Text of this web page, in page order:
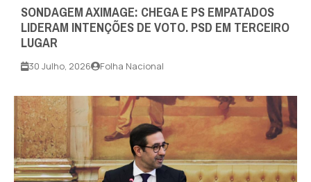
SONDAGEM AXIMAGE: CHEGA E PS EMPATADOS
LIDERAM INTENÇÕES DE VOTO. PSD EM TERCEIRO
LUGAR
30 Julho, 2026 Folha Nacional